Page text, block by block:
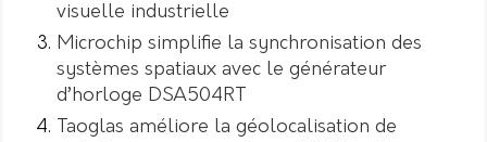
visuelle industrielle
Microchip simplifie la synchronisation des
systèmes spatiaux avec le générateur
d’horloge DSA504RT
Taoglas améliore la géolocalisation de